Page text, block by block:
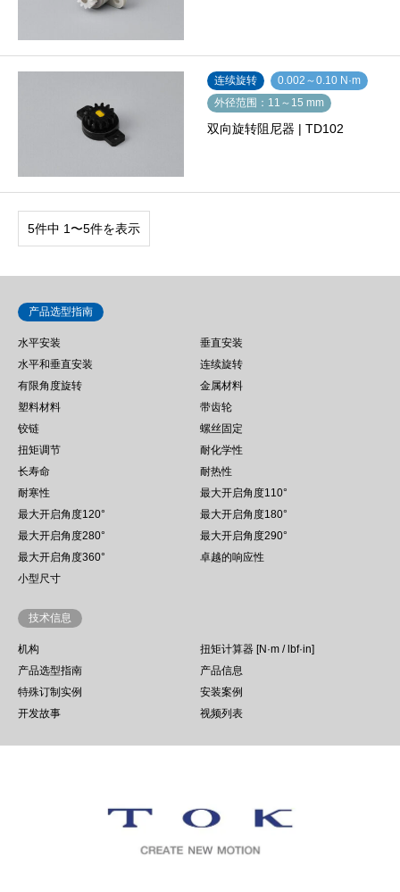
连续旋转
0.002～0.10 N·m
外径范围：11～15 mm
双向旋转阻尼器 | TD102
5件中 1〜5件を表示
产品选型指南
水平安装
垂直安装
水平和垂直安装
连续旋转
有限角度旋转
金属材料
塑料材料
带齿轮
铰链
螺丝固定
扭矩调节
耐化学性
长寿命
耐热性
耐寒性
最大开启角度110°
最大开启角度120°
最大开启角度180°
最大开启角度280°
最大开启角度290°
最大开启角度360°
卓越的响应性
小型尺寸
技术信息
机构
扭矩计算器 [N·m / lbf·in]
产品选型指南
产品信息
特殊订制实例
安装案例
开发故事
视频列表